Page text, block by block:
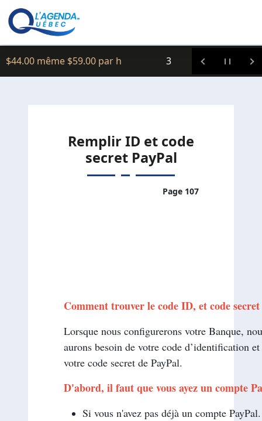
Clic icitte :
Formations
Remplir ID et code
secret PayPal
Page 107
Comment trouver le code ID, et code
Lorsque nous configurerons votre Banque,
aurons besoin de votre code d’identification et
votre code secret de PayPal.
D'abord, il faut que vous ayez un compte
Si vous n'avez pas déjà un compte PayPal.